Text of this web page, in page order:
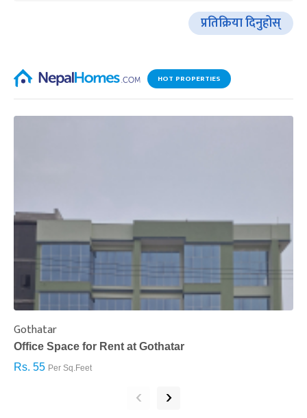
प्रतिक्रिया दिनुहोस्
HOT PROPERTIES
Gothatar
Office Space for Rent at Gothatar
Rs. 55 Per Sq.Feet
‹ ›